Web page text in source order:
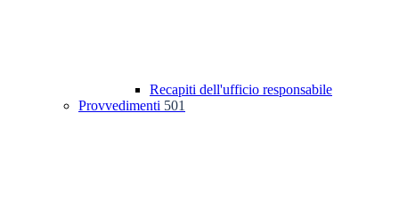
Recapiti dell'ufficio responsabile
Provvedimenti 501